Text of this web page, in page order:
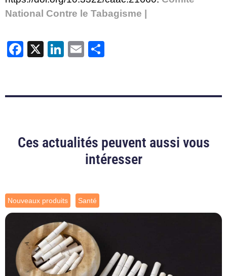
National Contre le Tabagisme |
Facebook
X LinkedIn
Email
Ces actualités peuvent aussi vous
intéresser
Nouveaux produits Santé